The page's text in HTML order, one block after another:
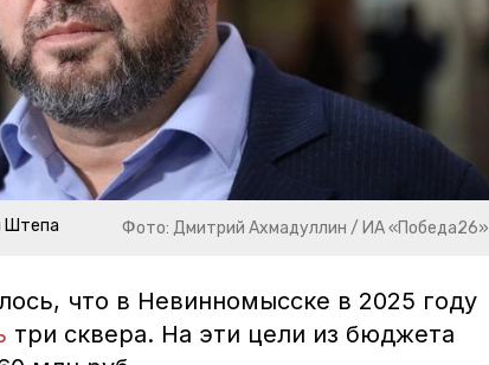
Штепа Фото: Дмитрий Ахмадуллин / ИА «Победа26»
что в Невинномысске в 2025 году
три сквера. На эти цели из бюджета